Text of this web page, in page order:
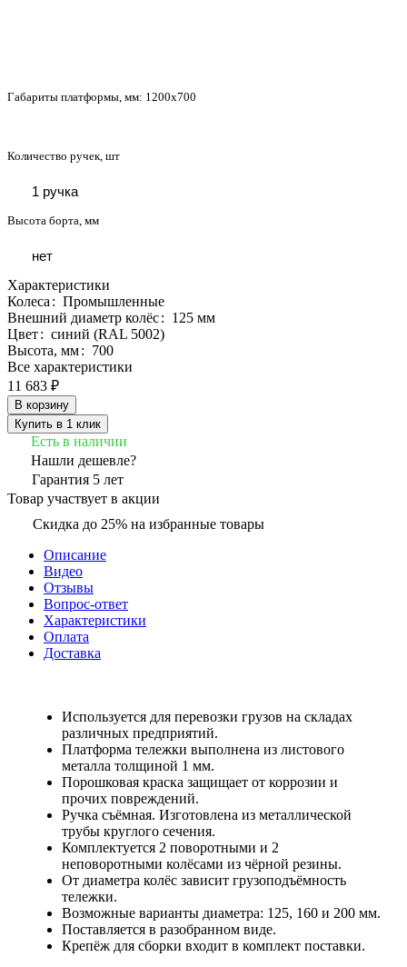
Габариты платформы, мм: 1200x700
Количество ручек, шт
1 ручка
Высота борта, мм
нет
Характеристики
Колеса : Промышленные
Внешний диаметр колёс: 125 мм
Цвет: синий (RAL 5002)
Высота, мм: 700
Все характеристики
11 683 ₽
В корзину
Купить в 1 клик
Есть в наличии
Нашли дешевле?
Гарантия 5 лет
Товар участвует в акции
Скидка до 25% на избранные товары
Описание
Видео
Отзывы
Вопрос-ответ
Характеристики
Оплата
Доставка
Используется для перевозки грузов на складах
различных предприятий.
Платформа тележки выполнена из листового
металла толщиной 1 мм.
Порошковая краска защищает от коррозии и
прочих повреждений.
Ручка съёмная. Изготовлена из металлической
трубы круглого сечения.
Комплектуется 2 поворотными и 2
неповоротными колёсами из чёрной резины.
От диаметра колёс зависит грузоподъёмность
тележки.
Возможные варианты диаметра: 125, 160 и 200 мм.
Поставляется в разобранном виде.
Крепёж для сборки входит в комплект поставки.